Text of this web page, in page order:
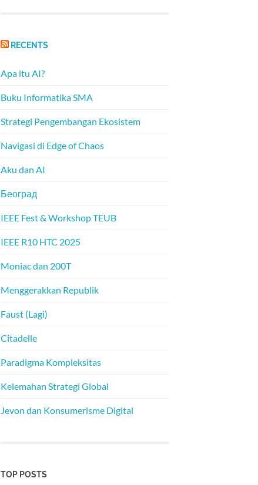
RECENTS
Apa itu AI?
Buku Informatika SMA
Strategi Pengembangan Ekosistem
Navigasi di Edge of Chaos
Aku dan AI
Београд
IEEE Fest & Workshop TEUB
IEEE R10 HTC 2025
Moniac dan 200T
Menggerakkan Republik
Faust (Lagi)
Citadelle
Paradigma Kompleksitas
Kelemahan Strategi Global
Jevon dan Konsumerisme Digital
TOP POSTS